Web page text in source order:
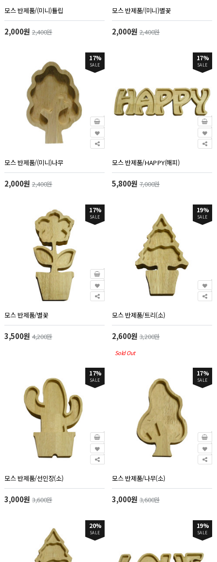
모스 반제품/(미니)튤립
2,000원 2,400원
모스 반제품/(미니)별꽃
2,000원2,400원
17%
SALE
모스 반제품/(미니)나무
2,000원 2,400원
17%
SALE
모스 반제품/HAPPY(해피)
5,800원7,000원
17%
SALE
모스 반제품/별꽃
3,500원 4,200원
19%
SALE
모스 반제품/트리(소)
2,600원3,200원
Sold Out
17%
SALE
모스 반제품/선인장(소)
3,000원 3,600원
17%
SALE
모스 반제품/나무(소)
3,000원3,600원
20%
SALE
19%
SALE